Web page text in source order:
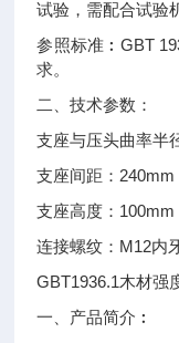
试验，需配合试验
参照标准︰ GBT
求。
二、技术参数：
支座与压头曲率半
支座间距： 240mm
支座高度： 100mm
连接螺纹： M12内
GBT1936.1木材强
一、 产品简介︰